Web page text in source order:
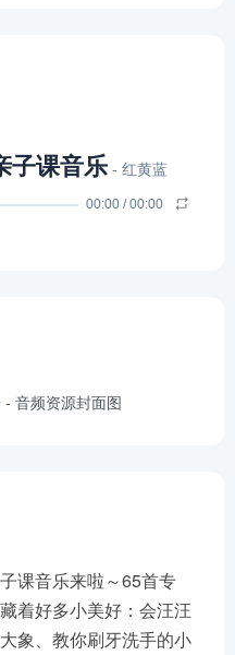
子课音乐 - 红黄蓝
00:00 /00:00
课音乐来啦～65首专
着好多小美好：会汪汪
象、教你刷牙洗手的小